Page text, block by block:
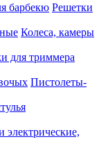
барбекю Решетки
Колеса, камеры
для триммера
Пистолеты-